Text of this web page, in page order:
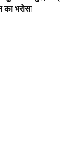
का भरोसा